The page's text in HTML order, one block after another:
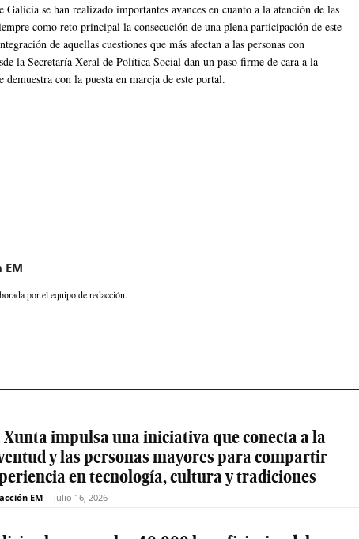
se han realizado importantes avances en cuanto a la atención de las
como reto principal la consecución de una plena participación de este
de aquellas cuestiones que más afectan a las personas con
la Secretaría Xeral de Política Social dan un paso firme de cara a la
con la puesta en marcja de este portal.
EM
por el equipo de redacción.
Xunta impulsa una iniciativa que conecta a la
y las personas mayores para compartir
en tecnología, cultura y tradiciones
EM - julio 16, 2026